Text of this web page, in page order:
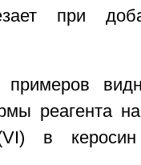
при
реагента
в